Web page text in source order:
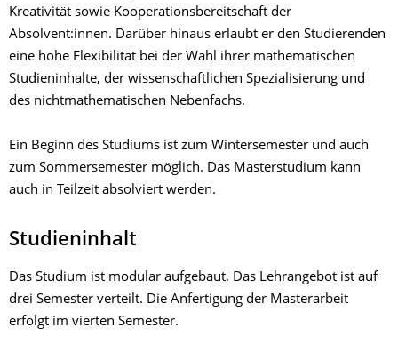
Kreativität sowie Kooperationsbereitschaft der
Absolvent:innen. Darüber hinaus erlaubt er den Studierenden
eine hohe Flexibilität bei der Wahl ihrer mathematischen
Studieninhalte, der wissenschaftlichen Spezialisierung und
des nichtmathematischen Nebenfachs.
Ein Beginn des Studiums ist zum Wintersemester und auch
zum Sommersemester möglich. Das Masterstudium kann
auch in Teilzeit absolviert werden.
Studieninhalt
Das Studium ist modular aufgebaut. Das Lehrangebot ist auf
drei Semester verteilt. Die Anfertigung der Masterarbeit
erfolgt im vierten Semester.